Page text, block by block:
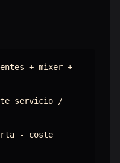
+ mixer +
servicio /
- coste